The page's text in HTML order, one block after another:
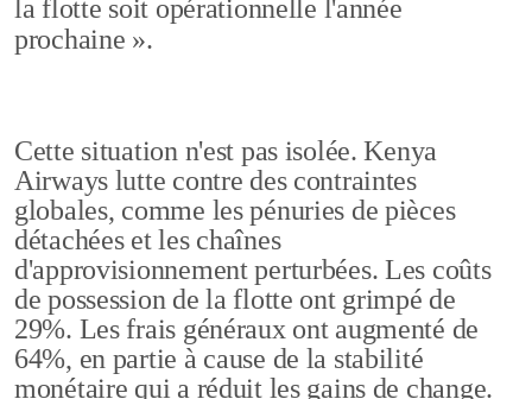
la flotte soit opérationnelle l'année
prochaine ».
Cette situation n'est pas isolée. Kenya
Airways lutte contre des contraintes
globales, comme les pénuries de pièces
détachées et les chaînes
d'approvisionnement perturbées. Les coûts
de possession de la flotte ont grimpé de
29%. Les frais généraux ont augmenté de
64%, en partie à cause de la stabilité
monétaire qui a réduit les gains de change.